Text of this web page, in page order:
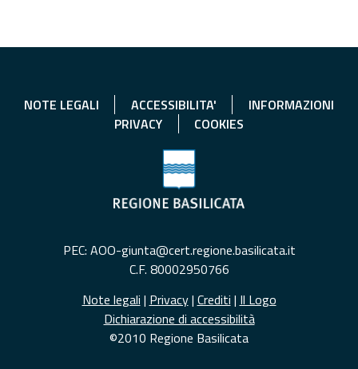
NOTE LEGALI ACCESSIBILITA'
INFORMAZIONI
PRIVACY
COOKIES
PEC: AOO-giunta@cert.regione.basilicata.it
C.F. 80002950766
Note legali | Privacy| Crediti | Il Logo
Dichiarazione di accessibilità
©2010 Regione Basilicata